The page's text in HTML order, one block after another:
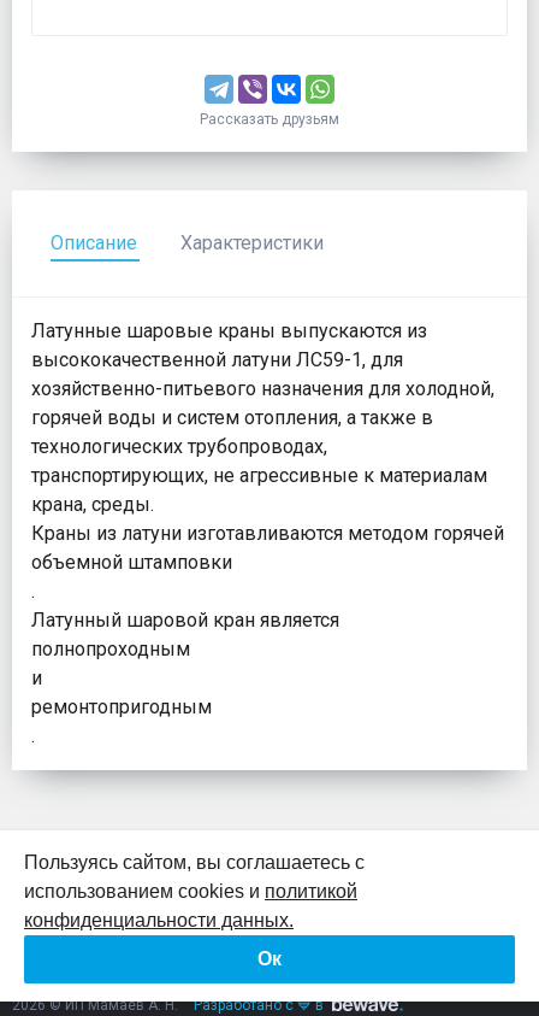
Пользуясь сайтом, вы соглашаетесь с
использованием cookies и политикой
конфиденциальности данных.
Ок
Рассказать друзьям
Описание Характеристики
Латунные шаровые краны выпускаются из
высококачественной латуни ЛС59-1, для
хозяйственно-питьевого назначения для холодной,
горячей воды и систем отопления, а также в
технологических трубопроводах,
транспортирующих, не агрессивные к материалам
крана, среды.
Краны из латуни изготавливаются методом горячей
объемной штамповки
.
Латунный шаровой кран является
полнопроходным
и
ремонтопригодным
.
К началу страницы
Согласие на обработку персональных данных
2026 © ИП Мамаев А. Н.
Разработано с 💙 в